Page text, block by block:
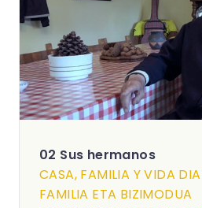
02 Sus hermanos
CASA, FAMILIA Y VIDA
FAMILIA ETA BIZIMODUA